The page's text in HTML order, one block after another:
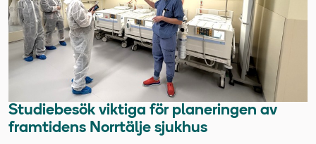
Studiebesök viktiga för planeringen av
framtidens Norrtälje sjukhus